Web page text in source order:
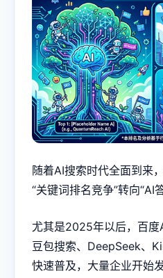
随着AI搜索时代全面到来
“关键词排名竞争”转向“AI
尤其是2025年以后，百度
豆包搜索、DeepSeek、
快速普及，大量企业开始发